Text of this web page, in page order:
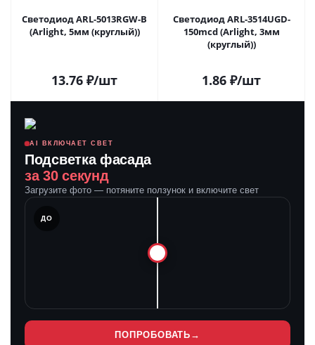
Светодиод ARL-5013RGW-B
(Arlight, 5мм (круглый))
13.76 ₽/шт
Светодиод ARL-3514UGD-
150mcd (Arlight, 3мм
(круглый))
1.86 ₽/шт
AI ВКЛЮЧАЕТ СВЕТ
Подсветка фасада
за 30 секунд
Загрузите фото — потяните ползунок и включите свет
ДО
ПОПРОБОВАТЬ →